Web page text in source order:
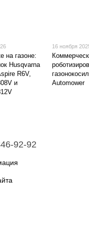
на газоне:
Husqvarna
R6V,
и
16 ноября
Automower
92-92